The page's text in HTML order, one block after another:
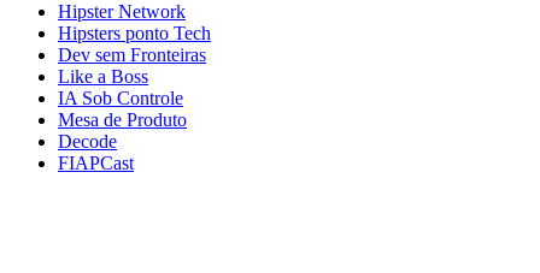
Hipster Network
Hipsters ponto Tech
Dev sem Fronteiras
Like a Boss
IA Sob Controle
Mesa de Produto
Decode
FIAPCast